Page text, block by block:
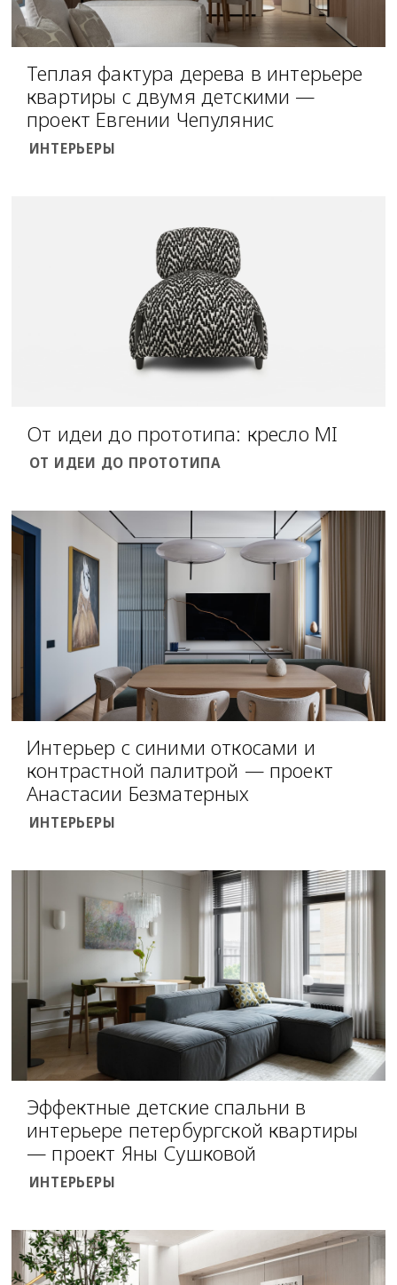
Теплая фактура дерева в интерьере
квартиры с двумя детскими —
проект Евгении Чепулянис
ИНТЕРЬЕРЫ
От идеи до прототипа: кресло MI
ОТ ИДЕИ ДО ПРОТОТИПА
Интерьер с синими откосами и
контрастной палитрой — проект
Анастасии Безматерных
ИНТЕРЬЕРЫ
Эффектные детские спальни в
интерьере петербургской квартиры
— проект Яны Сушковой
ИНТЕРЬЕРЫ